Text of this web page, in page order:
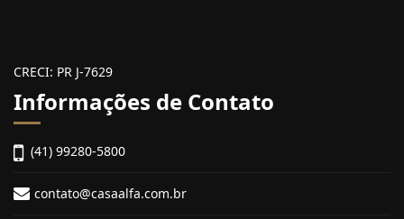
CRECI: PR J-7629
Informações de Contato
(41) 99280-5800
contato@casaalfa.com.br